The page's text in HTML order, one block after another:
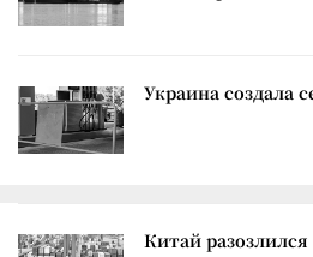
Украина создала
Китай